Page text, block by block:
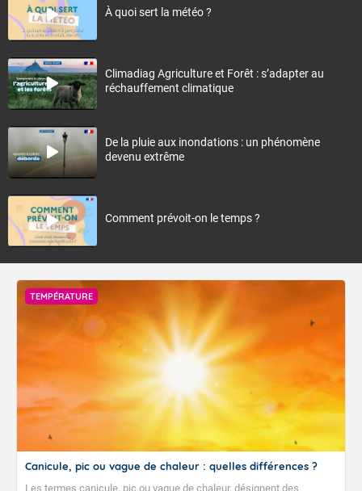
À quoi sert la météo ?
Climadiag Agriculture et Forêt : s’adapter au
réchauffement climatique
De la pluie aux inondations : un phénomène
devenu extrême
Comment prévoit-on le temps ?
TEMPÉRATURE
Canicule, pic ou vague de chaleur : quelles différences ?
Les termes canicule, pic ou vague de chaleur, désignent des